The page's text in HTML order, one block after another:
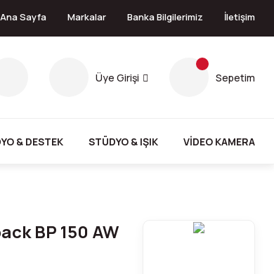
Ana Sayfa Markalar Banka Bilgilerimiz İletişim
Üye Girişi Sepetim
& DESTEK STÜDYO & IŞIK VİDEO KAMERA
BP 150 AW